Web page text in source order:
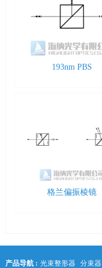
193nm PBS
格兰偏振棱镜
产品导航 : 光束整形器 分束器